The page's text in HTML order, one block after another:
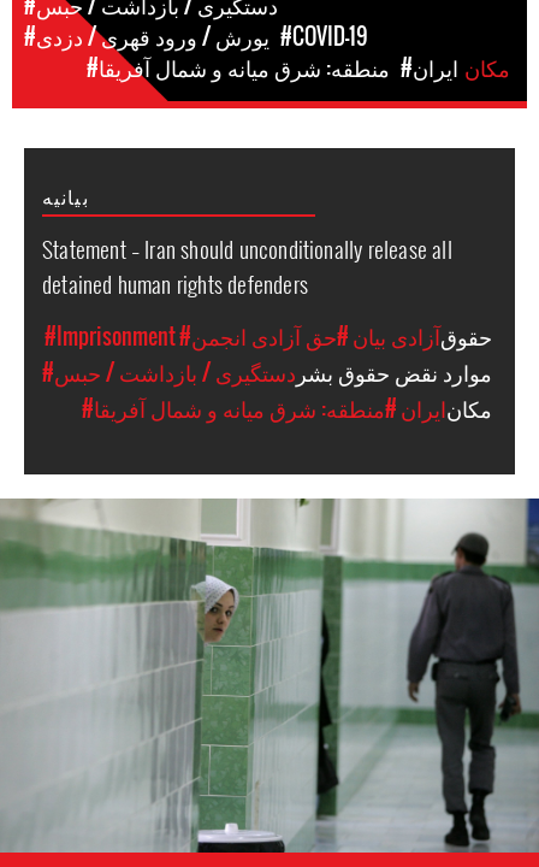
#یورش / ورود قهری / دزدی #COVID-19
#منطقه: شرق میانه و شمال آفریقا #ایران
بیانیه
Statement – Iran should unconditionally release all
detained human rights defenders
#Imprisonment #آزادی بیان#حق آزادی انجمن
#دستگیری / بازداشت / حبس
#ایران#منطقه: شرق میانه و شمال آفریقا
#Iran-
general-
context.jpg